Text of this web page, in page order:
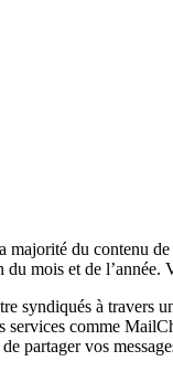
majorité du contenu
mois et de l’année.
syndiqués à travers
comme
partager vos